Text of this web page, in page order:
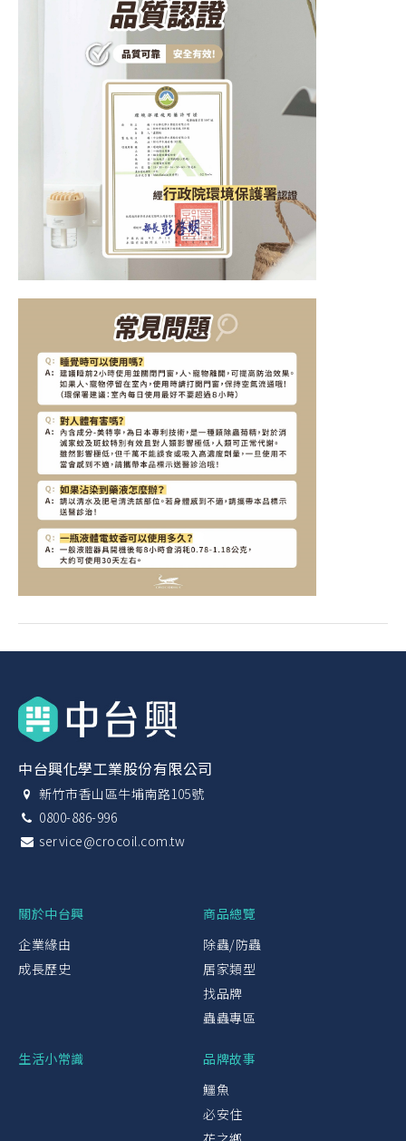
中台興化學工業股份有限公司
新竹市香山區牛埔南路105號
0800-886-996
service@crocoil.com.tw
關於中台興
企業緣由
成長歷史
商品總覽
除蟲/防蟲
居家類型
找品牌
蟲蟲專區
生活小常識
品牌故事
鱷魚
必安住